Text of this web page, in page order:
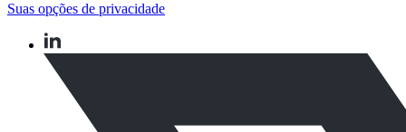
Suas opções de privacidade